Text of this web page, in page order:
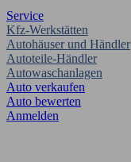
Service
Kfz-Werkstätten
Autohäuser und Händler
Autoteile-Händler
Autowaschanlagen
Auto verkaufen
Auto bewerten
Anmelden